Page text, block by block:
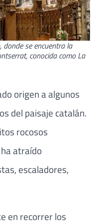
se encuentra la
conocida como La
origen a algunos
del paisaje catalán.
rocosos
atraído
escaladores,
en recorrer los